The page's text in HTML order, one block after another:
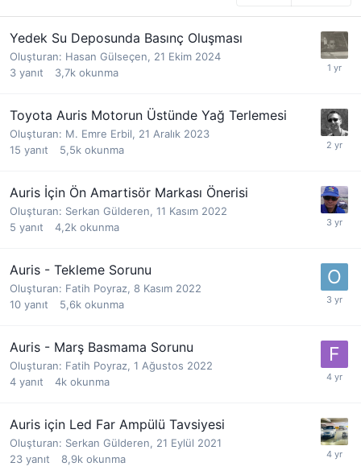
Yedek Su Deposunda Basınç Oluşması
Oluşturan: Hasan Gülseçen, 21 Ekim 2024
3 yanıt 3,7k okunma
Toyota Auris Motorun Üstünde Yağ Terlemesi
Oluşturan: M. Emre Erbil, 21 Aralık 2023
15 yanıt 5,5k okunma
Auris İçin Ön Amartisör Markası Önerisi
Oluşturan: Serkan Gülderen, 11 Kasım 2022
5 yanıt 4,2k okunma
Auris - Tekleme Sorunu
Oluşturan: Fatih Poyraz, 8 Kasım 2022
10 yanıt 5,6k okunma
Auris - Marş Basmama Sorunu
Oluşturan: Fatih Poyraz, 1 Ağustos 2022
4 yanıt 4k okunma
Auris için Led Far Ampülü Tavsiyesi
Oluşturan: Serkan Gülderen, 21 Eylül 2021
23 yanıt 8,9k okunma